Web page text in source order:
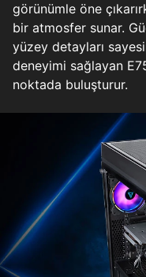
görünümle öne
bir atmosfer sunar.
yüzey detayları
deneyimi sağlayan
noktada buluşturur.